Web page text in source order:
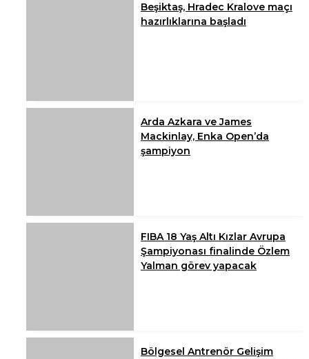
Beşiktaş, Hradec Kralove maçı
hazırlıklarına başladı
Arda Azkara ve James
Mackinlay, Enka Open’da
şampiyon
FIBA 18 Yaş Altı Kızlar Avrupa
Şampiyonası finalinde Özlem
Yalman görev yapacak
Bölgesel Antrenör Gelişim